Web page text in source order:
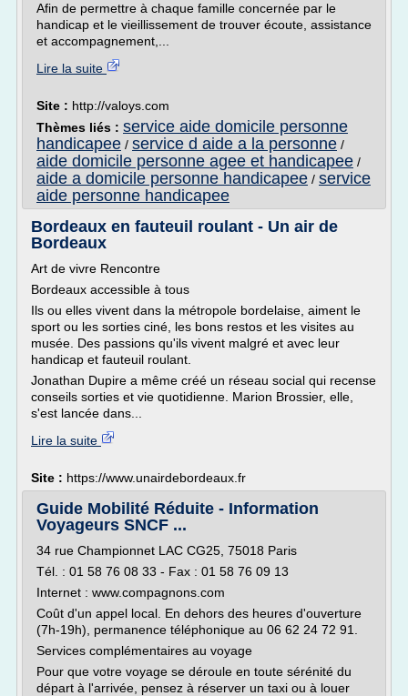
Afin de permettre à chaque famille concernée par le
handicap et le vieillissement de trouver écoute, assistance
et accompagnement,...
Lire la suite
Site : http://valoys.com
Thèmes liés : service aide domicile personne
handicapee / service d aide a la personne /
aide domicile personne agee et handicapee /
aide a domicile personne handicapee / service
aide personne handicapee
Bordeaux en fauteuil roulant - Un air de
Bordeaux
Art de vivre Rencontre
Bordeaux accessible à tous
Ils ou elles vivent dans la métropole bordelaise, aiment le
sport ou les sorties ciné, les bons restos et les visites au
musée. Des passions qu'ils vivent malgré et avec leur
handicap et fauteuil roulant.
Jonathan Dupire a même créé un réseau social qui recense
conseils sorties et vie quotidienne. Marion Brossier, elle,
s'est lancée dans...
Lire la suite
Site : https://www.unairdebordeaux.fr
Guide Mobilité Réduite - Information
Voyageurs SNCF ...
34 rue Championnet LAC CG25, 75018 Paris
Tél. : 01 58 76 08 33 - Fax : 01 58 76 09 13
Internet : www.compagnons.com
Coût d'un appel local. En dehors des heures d'ouverture
(7h-19h), permanence téléphonique au 06 62 24 72 91.
Services complémentaires au voyage
Pour que votre voyage se déroule en toute sérénité du
départ à l'arrivée, pensez à réserver un taxi ou à louer